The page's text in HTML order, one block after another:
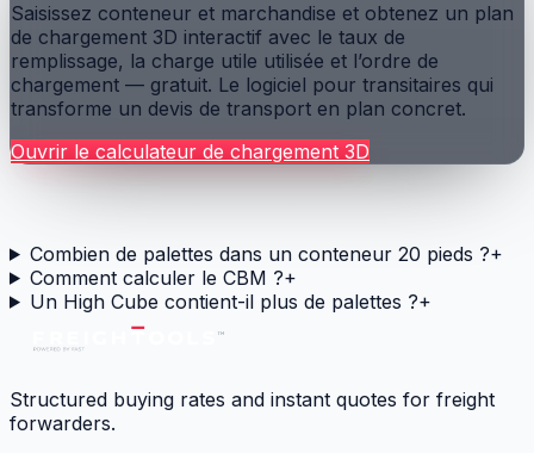
Saisissez conteneur et marchandise et obtenez un plan
de chargement 3D interactif avec le taux de
remplissage, la charge utile utilisée et l’ordre de
chargement — gratuit. Le logiciel pour transitaires qui
transforme un devis de transport en plan concret.
Ouvrir le calculateur de chargement 3D
Combien de palettes dans un conteneur 20 pieds ?+
Comment calculer le CBM ?+
Un High Cube contient-il plus de palettes ?+
Structured buying rates and instant quotes for freight
forwarders.